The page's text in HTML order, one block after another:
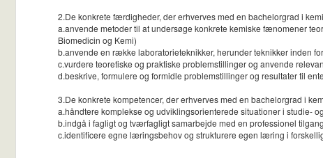
2.De konkrete færdigheder, der erhverves med en bachelorgrad i
a.anvende metoder til at undersøge konkrete kemiske fænomener
Biomedicin og Kemi)
b.anvende en række laboratorieteknikker, herunder teknikker inden
c.vurdere teoretiske og praktiske problemstillinger og anvende
d.beskrive, formulere og formidle problemstillinger og resultater til
3.De konkrete kompetencer, der erhverves med en bachelorgrad i
a.håndtere komplekse og udviklingsorienterede situationer i studie-
b.indgå i fagligt og tværfagligt samarbejde med en professionel
c.identificere egne læringsbehov og strukturere egen læring i